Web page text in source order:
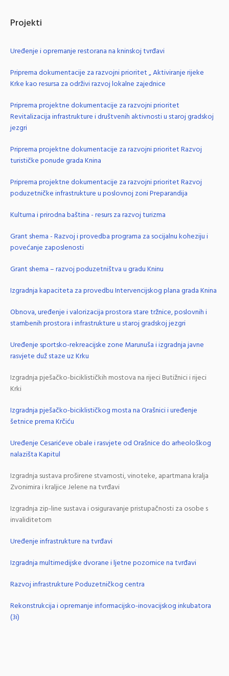
Projekti
Uređenje i opremanje restorana na kninskoj tvrđavi
Priprema dokumentacije za razvojni prioritet „ Aktiviranje rijeke
Krke kao resursa za održivi razvoj lokalne zajednice
Priprema projektne dokumentacije za razvojni prioritet
Revitalizacija infrastrukture i društvenih aktivnosti u staroj gradskoj
jezgri
Priprema projektne dokumentacije za razvojni prioritet Razvoj
turističke ponude grada Knina
Priprema projektne dokumentacije za razvojni prioritet Razvoj
poduzetničke infrastrukture u poslovnoj zoni Preparandija
Kulturna i prirodna baština - resurs za razvoj turizma
Grant shema - Razvoj i provedba programa za socijalnu koheziju i
povećanje zaposlenosti
Grant shema – razvoj poduzetništva u gradu Kninu
Izgradnja kapaciteta za provedbu Intervencijskog plana grada Knina
Obnova, uređenje i valorizacija prostora stare tržnice, poslovnih i
stambenih prostora i infrastrukture u staroj gradskoj jezgri
Uređenje sportsko-rekreacijske zone Marunuša i izgradnja javne
rasvjete duž staze uz Krku
Izgradnja pješačko-biciklističkih mostova na rijeci Butižnici i rijeci
Krki
Izgradnja pješačko-biciklističkog mosta na Orašnici i uređenje
šetnice prema Krčiću
Uređenje Cesarićeve obale i rasvjete od Orašnice do arheološkog
nalazišta Kapitul
Izgradnja sustava proširene stvarnosti, vinoteke, apartmana kralja
Zvonimira i kraljice Jelene na tvrđavi
Izgradnja zip-line sustava i osiguravanje pristupačnosti za osobe s
invaliditetom
Uređenje infrastrukture na tvrđavi
Izgradnja multimedijske dvorane i ljetne pozornice na tvrđavi
Razvoj infrastrukture Poduzetničkog centra
Rekonstrukcija i opremanje informacijsko-inovacijskog inkubatora
(3i)